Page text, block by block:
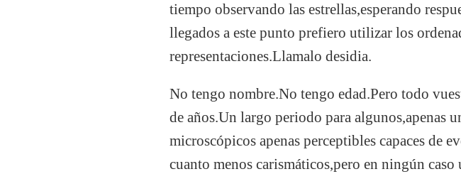
tiempo observando las estrellas,esperando
llegados a este punto prefiero utilizar los
representaciones.Llamalo desidia.
No tengo nombre.No tengo edad.Pero todo
de años.Un largo periodo para algunos,apenas
microscópicos apenas perceptibles capaces de
cuanto menos carismáticos,pero en ningún caso